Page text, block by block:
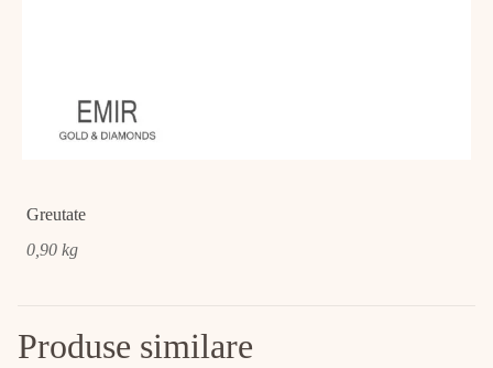
Greutate
0,90 kg
Produse similare